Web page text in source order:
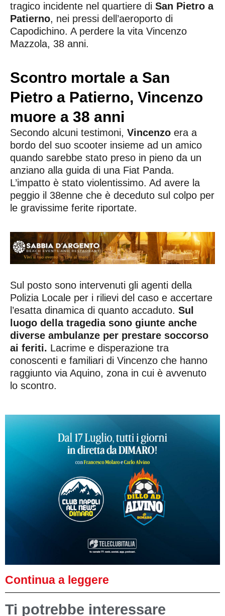
tragico incidente nel quartiere di San Pietro a
Patierno, nei pressi dell’aeroporto di
Capodichino. A perdere la vita Vincenzo
Mazzola, 38 anni.
Scontro mortale a San
Pietro a Patierno, Vincenzo
muore a 38 anni
Secondo alcuni testimoni, Vincenzo era a
bordo del suo scooter insieme ad un amico
quando sarebbe stato preso in pieno da un
anziano alla guida di una Fiat Panda.
L’impatto è stato violentissimo. Ad avere la
peggio il 38enne che è deceduto sul colpo per
le gravissime ferite riportate.
Sul posto sono intervenuti gli agenti della
Polizia Locale per i rilievi del caso e accertare
l’esatta dinamica di quanto accaduto. Sul
luogo della tragedia sono giunte anche
diverse ambulanze per prestare soccorso
ai feriti. Lacrime e disperazione tra
conoscenti e familiari di Vincenzo che hanno
raggiunto via Aquino, zona in cui è avvenuto
lo scontro.
Continua a leggere
Ti potrebbe interessare